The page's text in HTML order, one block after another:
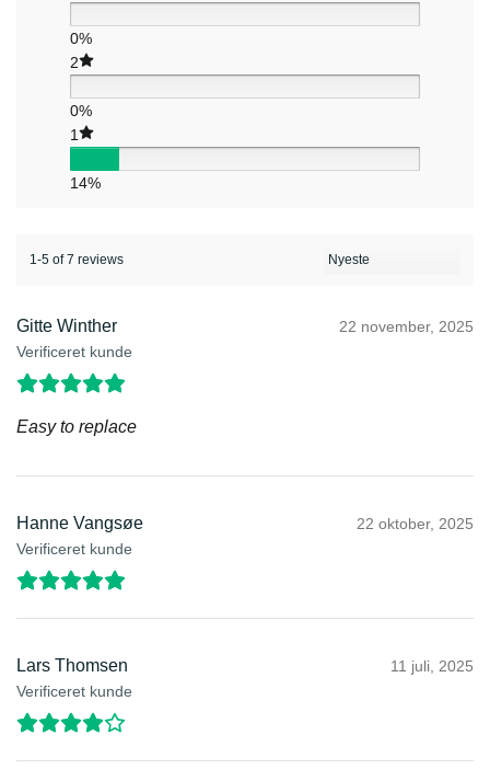
0%
2
0%
1
14%
1-5 of 7 reviews
Gitte Winther
Verificeret kunde
22 november, 2025
Easy to replace
Hanne Vangsøe
Verificeret kunde
22 oktober, 2025
Lars Thomsen
Verificeret kunde
11 juli, 2025